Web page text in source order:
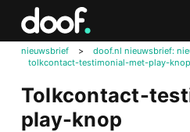
nieuwsbrief > doof.nl nieuwsbrief:
tolkcontact-testimonial-met-play-knop
Tolkcontact-
play-knop
Doof.nl